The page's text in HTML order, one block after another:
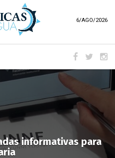
6/AGO/2026
informativas para